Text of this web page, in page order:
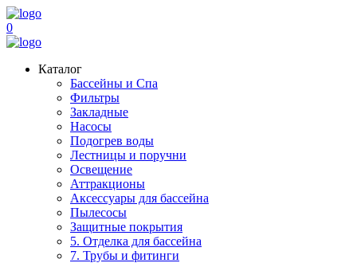
0
Каталог
Бассейны и Спа
Фильтры
Закладные
Насосы
Подогрев воды
Лестницы и поручни
Освещение
Аттракционы
Аксессуары для бассейна
Пылесосы
Защитные покрытия
5. Отделка для бассейна
7. Трубы и фитинги